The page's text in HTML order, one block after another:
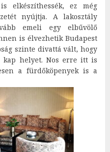
elkészíthessék, ez még
nyújtja. A lakosztály
emeli egy elbűvölő
is élvezhetik Budapest
szinte divattá vált, hogy
kap helyet. Nos erre itt is
a fürdőköpenyek is a